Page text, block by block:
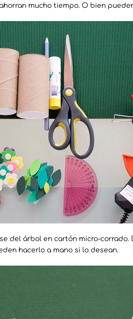
mucho tiempo. O bien
del árbol en cartón micro-
hacerlo a mano si lo desean.